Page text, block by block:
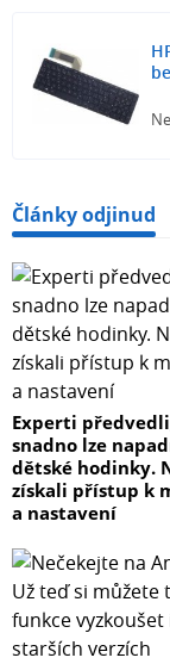
Články odjinud
Experti
snadno lze
dětské hodinky.
získali přístup k
a nastavení